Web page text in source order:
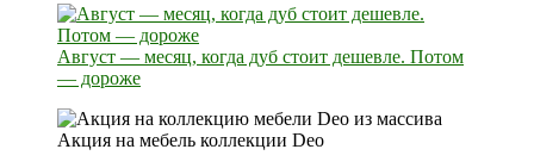
Август — месяц, когда дуб стоит дешевле. Потом
— дороже
Акция на мебель коллекции Deo